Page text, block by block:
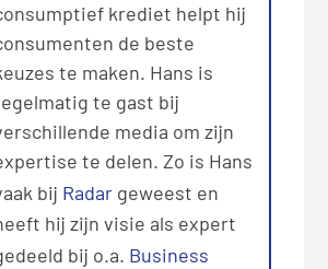
krediet helpt hij
de beste
te maken. Hans is
te gast bij
media om zijn
te delen. Zo is Hans
bij Radar geweest en
hij zijn visie als expert
bij o.a. Business